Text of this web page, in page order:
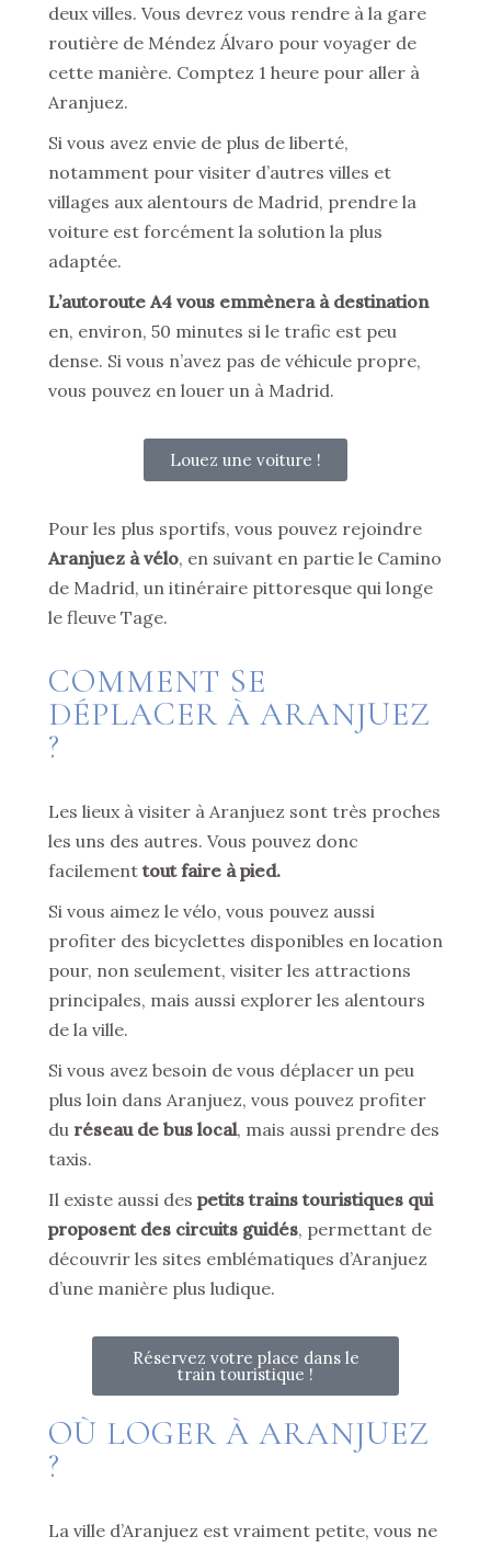
deux villes. Vous devrez vous rendre à la gare
routière de Méndez Álvaro pour voyager de
cette manière. Comptez 1 heure pour aller à
Aranjuez.
Si vous avez envie de plus de liberté,
notamment pour visiter d’autres villes et
villages aux alentours de Madrid, prendre la
voiture est forcément la solution la plus
adaptée.
L’autoroute A4 vous emmènera à destination
en, environ, 50 minutes si le trafic est peu
dense. Si vous n’avez pas de véhicule propre,
vous pouvez en louer un à Madrid.
Louez une voiture !
Pour les plus sportifs, vous pouvez rejoindre
Aranjuez à vélo, en suivant en partie le Camino
de Madrid, un itinéraire pittoresque qui longe
le fleuve Tage.
COMMENT SE
DÉPLACER À ARANJUEZ
?
Les lieux à visiter à Aranjuez sont très proches
les uns des autres. Vous pouvez donc
facilement tout faire à pied.
Si vous aimez le vélo, vous pouvez aussi
profiter des bicyclettes disponibles en location
pour, non seulement, visiter les attractions
principales, mais aussi explorer les alentours
de la ville.
Si vous avez besoin de vous déplacer un peu
plus loin dans Aranjuez, vous pouvez profiter
du réseau de bus local, mais aussi prendre des
taxis.
Il existe aussi des petits trains touristiques qui
proposent des circuits guidés, permettant de
découvrir les sites emblématiques d’Aranjuez
d’une manière plus ludique.
Réservez votre place dans le
train touristique !
OÙ LOGER À ARANJUEZ
?
La ville d’Aranjuez est vraiment petite, vous ne